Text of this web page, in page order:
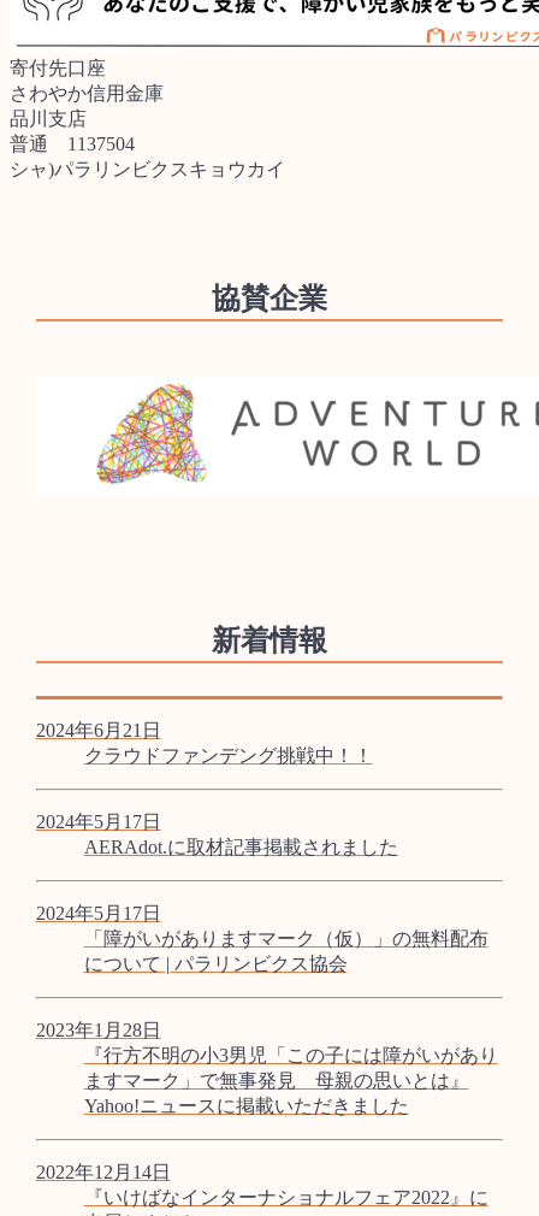
寄付先口座
さわやか信用金庫
品川支店
普通 1137504
シャ)パラリンビクスキョウカイ
協賛企業
新着情報
2024年6月21日
クラウドファンデング挑戦中！！
2024年5月17日
AERAdot.に取材記事掲載されました
2024年5月17日
「障がいがありますマーク（仮）」の無料配布
について | パラリンビクス協会
2023年1月28日
『行方不明の小3男児「この子には障がいがあり
ますマーク」で無事発見 母親の思いとは』
Yahoo!ニュースに掲載いただきました
2022年12月14日
『いけばなインターナショナルフェア2022』に